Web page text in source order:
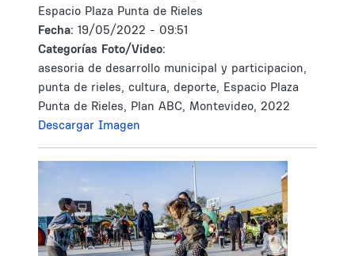
Espacio Plaza Punta de Rieles
Fecha: 19/05/2022 - 09:51
Categorías Foto/Video:
asesoria de desarrollo municipal y participacion,
punta de rieles, cultura, deporte, Espacio Plaza
Punta de Rieles, Plan ABC, Montevideo, 2022
Descargar Imagen